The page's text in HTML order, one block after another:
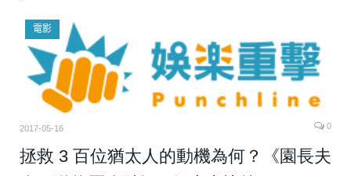
電影
2017-05-16 0
拯救 3 百位猶太人的動機為何？《園長夫